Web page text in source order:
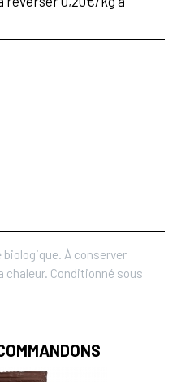
À conserver
chaleur. Conditionné sous